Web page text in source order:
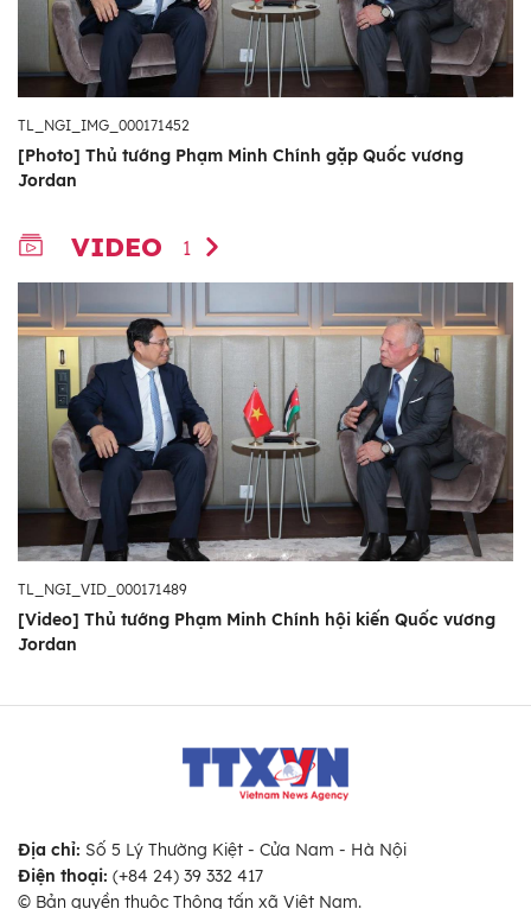
TL_NGI_IMG_000171452
[Photo] Thủ tướng Phạm Minh Chính gặp Quốc vương
Jordan
VIDEO 1
TL_NGI_VID_000171489
[Video] Thủ tướng Phạm Minh Chính hội kiến Quốc vương
Jordan
Địa chỉ: Số 5 Lý Thường Kiệt - Cửa Nam - Hà Nội
Điện thoại: (+84 24) 39 332 417
© Bản quyền thuộc Thông tấn xã Việt Nam.